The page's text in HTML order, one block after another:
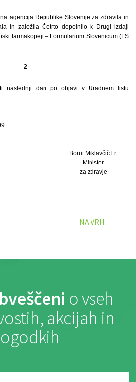
agencija Republike Slovenije za zdravila in
in založila Četrto dopolnilo k Drugi izdaji
farmakopeji – Formularium Slovenicum (FS
2
naslednji dan po objavi v Uradnem listu
Borut Miklavčič l.r.
Minister
za zdravje
NA VRH
o vseh
akcijah in